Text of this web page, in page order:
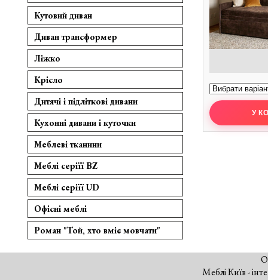
Кутовий диван
Диван трансформер
Ліжко
Крісло
Дитячі і підліткові дивани
Кухонні дивани і куточки
Меблеві тканини
Меблі серіїї BZ
Меблі серіїї UD
Офісні меблі
Роман "Той, хто вміє мовчати"
Меблі Київ -